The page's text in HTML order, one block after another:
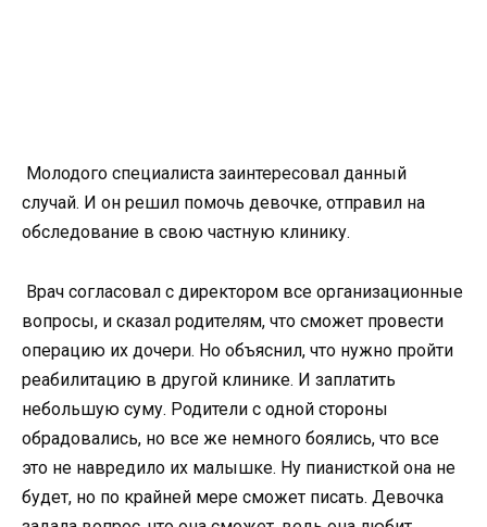
Молодого специалиста заинтересовал данный
случай. И он решил помочь девочке, отправил на
обследование в свою частную клинику.
Врач согласовал с директором все организационные
вопросы, и сказал родителям, что сможет провести
операцию их дочери. Но объяснил, что нужно пройти
реабилитацию в другой клинике. И заплатить
небольшую суму. Родители с одной стороны
обрадовались, но все же немного боялись, что все
это не навредило их малышке. Ну пианисткой она не
будет, но по крайней мере сможет писать. Девочка